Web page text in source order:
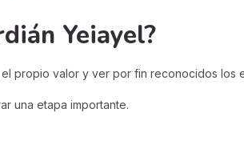
Yeiayel?
propio valor y ver por fin reconocidos los
una etapa importante.